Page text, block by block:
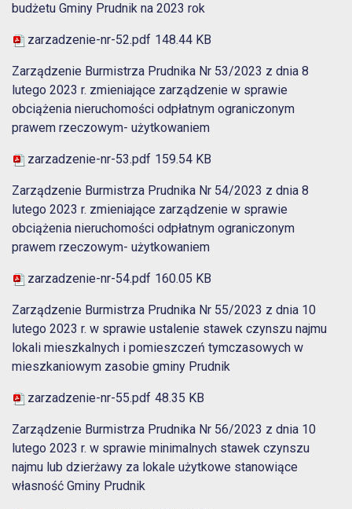
budżetu Gminy Prudnik na 2023 rok
zarzadzenie-nr-52.pdf 148.44 KB
Zarządzenie Burmistrza Prudnika Nr 53/2023 z dnia 8
lutego 2023 r. zmieniające zarządzenie w sprawie
obciążenia nieruchomości odpłatnym ograniczonym
prawem rzeczowym- użytkowaniem
zarzadzenie-nr-53.pdf 159.54 KB
Zarządzenie Burmistrza Prudnika Nr 54/2023 z dnia 8
lutego 2023 r. zmieniające zarządzenie w sprawie
obciążenia nieruchomości odpłatnym ograniczonym
prawem rzeczowym- użytkowaniem
zarzadzenie-nr-54.pdf 160.05 KB
Zarządzenie Burmistrza Prudnika Nr 55/2023 z dnia 10
lutego 2023 r. w sprawie ustalenie stawek czynszu najmu
lokali mieszkalnych i pomieszczeń tymczasowych w
mieszkaniowym zasobie gminy Prudnik
zarzadzenie-nr-55.pdf 48.35 KB
Zarządzenie Burmistrza Prudnika Nr 56/2023 z dnia 10
lutego 2023 r. w sprawie minimalnych stawek czynszu
najmu lub dzierżawy za lokale użytkowe stanowiące
własność Gminy Prudnik